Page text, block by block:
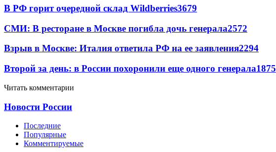
В РФ горит очередной склад Wildberries3679
СМИ: В ресторане в Москве погибла дочь генерала2572
Взрыв в Москве: Италия ответила РФ на ее заявления2294
Второй за день: в России похоронили еще одного генерала1875
Читать комментарии
Новости России
Последние
Популярные
Комментируемые